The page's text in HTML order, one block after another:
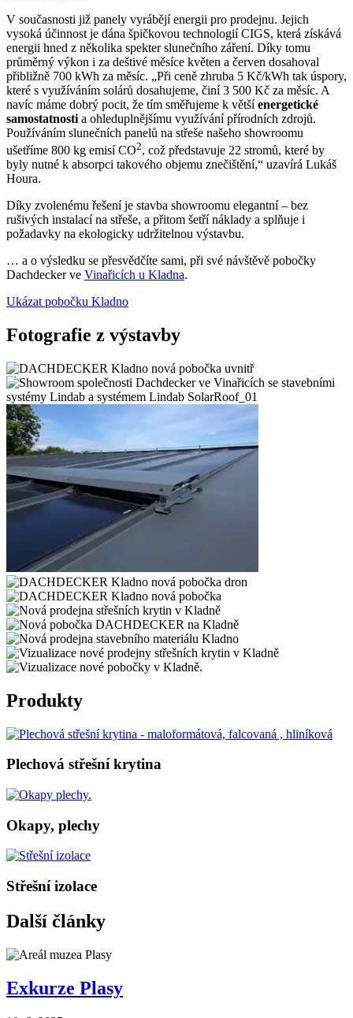
V současnosti již panely vyrábějí energii pro prodejnu. Jejich
vysoká účinnost je dána špičkovou technologií CIGS, která získává
energii hned z několika spekter slunečního záření. Díky tomu
průměrný výkon i za deštivé měsíce květen a červen dosahoval
přibližně 700 kWh za měsíc. „Při ceně zhruba 5 Kč/kWh tak úspory,
které s využíváním solárů dosahujeme, činí 3 500 Kč za měsíc. A
navíc máme dobrý pocit, že tím směřujeme k většíenergetické
samostatnosti a ohleduplnějšímu využívání přírodních zdrojů.
Používáním slunečních panelů na střeše našeho showroomu
ušetříme 800 kg emisí CO2, což představuje 22 stromů, které by
byly nutné k absorpci takového objemu znečištění,“ uzavírá Lukáš
Houra.
Díky zvolenému řešení je stavba showroomu elegantní – bez
rušivých instalací na střeše, a přitom šetří náklady a splňuje i
požadavky na ekologicky udržitelnou výstavbu.
… a o výsledku se přesvědčíte sami, při své návštěvě pobočky
Dachdecker ve Vinařicích u Kladna.
Ukázat pobočku Kladno
Fotografie z výstavby
Produkty
Plechová střešní krytina
Okapy, plechy
Střešní izolace
Další články
Exkurze Plasy